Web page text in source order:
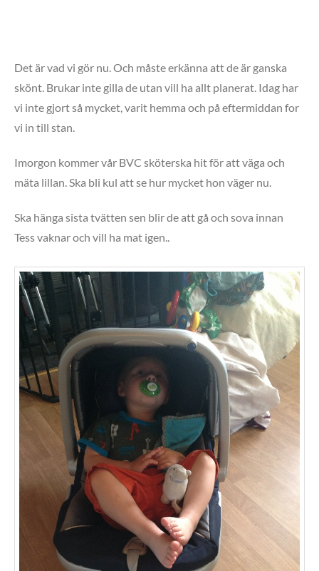
Det är vad vi gör nu. Och måste erkänna att de är ganska
skönt. Brukar inte gilla de utan vill ha allt planerat. Idag har
vi inte gjort så mycket, varit hemma och på eftermiddan for
vi in till stan.
Imorgon kommer vår BVC sköterska hit för att väga och
mäta lillan. Ska bli kul att se hur mycket hon väger nu.
Ska hänga sista tvätten sen blir de att gå och sova innan
Tess vaknar och vill ha mat igen..